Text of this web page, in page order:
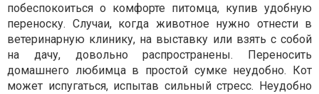
побеспокоиться о комфорте питомца, купив удобную
переноску. Случаи, когда животное нужно отнести в
ветеринарную клинику, на выставку или взять с собой
на дачу, довольно распространены. Переносить
домашнего любимца в простой сумке неудобно. Кот
может испугаться, испытав сильный стресс. Неудобно